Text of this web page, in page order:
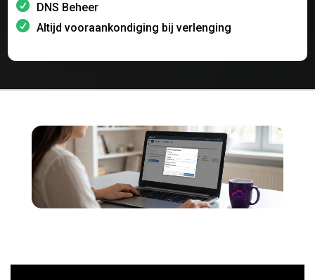
DNS Beheer
Altijd vooraankondiging bij verlenging